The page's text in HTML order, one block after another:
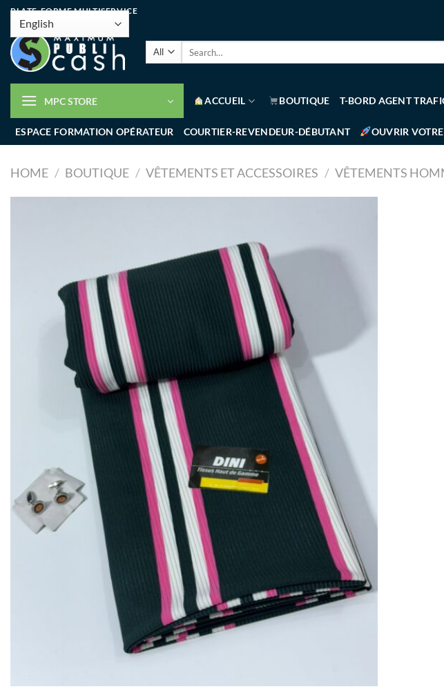
PLATE-FORME MULTISERVICE
MPC STORE ACCUEIL BOUTIQUE T-BORD AGENT
ESPACE FORMATION OPÉRATEUR COURTIER-REVENDEUR-DÉBUTANT OUVRIR
HOME / BOUTIQUE / VÊTEMENTS ET ACCESSOIRES / VÊTEMENTS